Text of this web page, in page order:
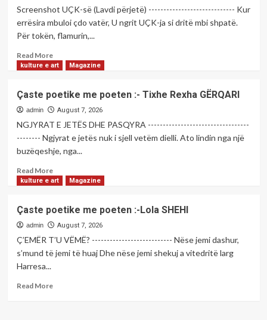
poetin;-
Naim
Screenshot UÇK-së (Lavdi përjetë) ----------------------------- Kur
errësira mbuloi çdo vatër, U ngrit UÇK-ja si dritë mbi shpatë.
Për tokën, flamurin,...
Read MoreRead
more
poetike
me
poten;-
Rinore
ZYMERI
kulture e art Magazine
Çaste poetike me poeten :- Tixhe Rexha GËRQARI
admin August 7, 2026
NGJYRAT E JETËS DHE PASQYRA ----------------------------------
-------- Ngjyrat e jetës nuk i sjell vetëm dielli. Ato lindin nga një
buzëqeshje, nga...
Read MoreRead
more
poetike
me
poeten
:-
Tixhe
kulture e art Magazine
Çaste poetike me poeten :-Lola SHEHI
admin August 7, 2026
Ç’EMËR T’U VËMË? --------------------------- Nëse jemi dashur,
s’mund të jemi të huaj Dhe nëse jemi shekuj a vitedritë larg
Harresa...
Read MoreRead